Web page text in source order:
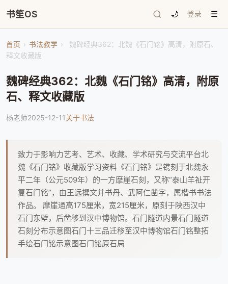
书笙OS 🌙 登录 ☰
首页 › 书法教学 ›
魏碑经典362：北魏《石门铭》高清，附原石、
释文收藏版
魏碑经典362：北魏《石门铭》高清，附原
石、释文收藏版
杨老师2025-12-11关于书法
致力于影响力艺考、艺术、收藏、学术研究与交流平台北
魏《石门铭》收藏版学习资料《石门铭》是镌刻于北魏永
平二年（公元509年）的一方摩崖石刻，又称“泰山羊祉开
复石门铭”，由王远撰文并书丹、武阿仁凿字，属楷书书法
作品。 摩崖通高175厘米，宽215厘米，原刻于陕西汉中
石门东壁，后凿移到汉中博物馆。石门隧道内景石门隧道
石刻分布示意图石门十三品迁移至汉中博物馆石门铭整拓
手绘石门铭示意图石门铭原石局